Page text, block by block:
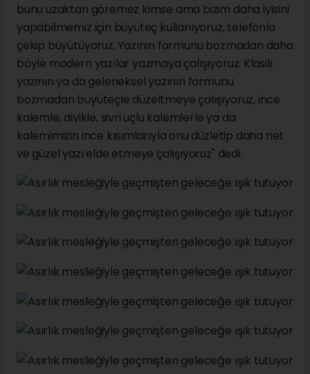
bunu uzaktan göremez kimse ama bizim daha iyisini
yapabilmemiz için büyüteç kullanıyoruz, telefonla
çekip büyütüyoruz. Yazının formunu bozmadan daha
böyle modern yazılar yazmaya çalışıyoruz. Klasik
yazının ya da geleneksel yazının formunu
bozmadan büyüteçle düzeltmeye çalışıyoruz, ince
kalemle, divikle, sivri uçlu kalemlerle ya da
kalemimizin ince kısımlarıyla onu düzletip daha net
ve güzel yazı elde etmeye çalışıyoruz" dedi.